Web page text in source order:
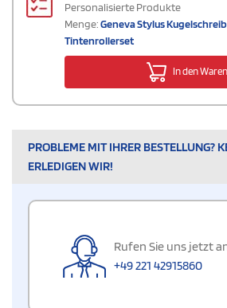
Personalisierte Produkte
Menge:Geneva Stylus
Tintenrollerset
In den
PROBLEME MIT IHRER BESTELLUNG?
ERLEDIGEN WIR!
Rufen Sie uns jetzt
+49 221 42915860